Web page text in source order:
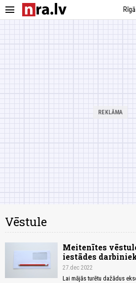
menu Rīgā
Vēstule
Meitenītes
iestādes
27.dec 2022
Lai mājās turētu dažādus